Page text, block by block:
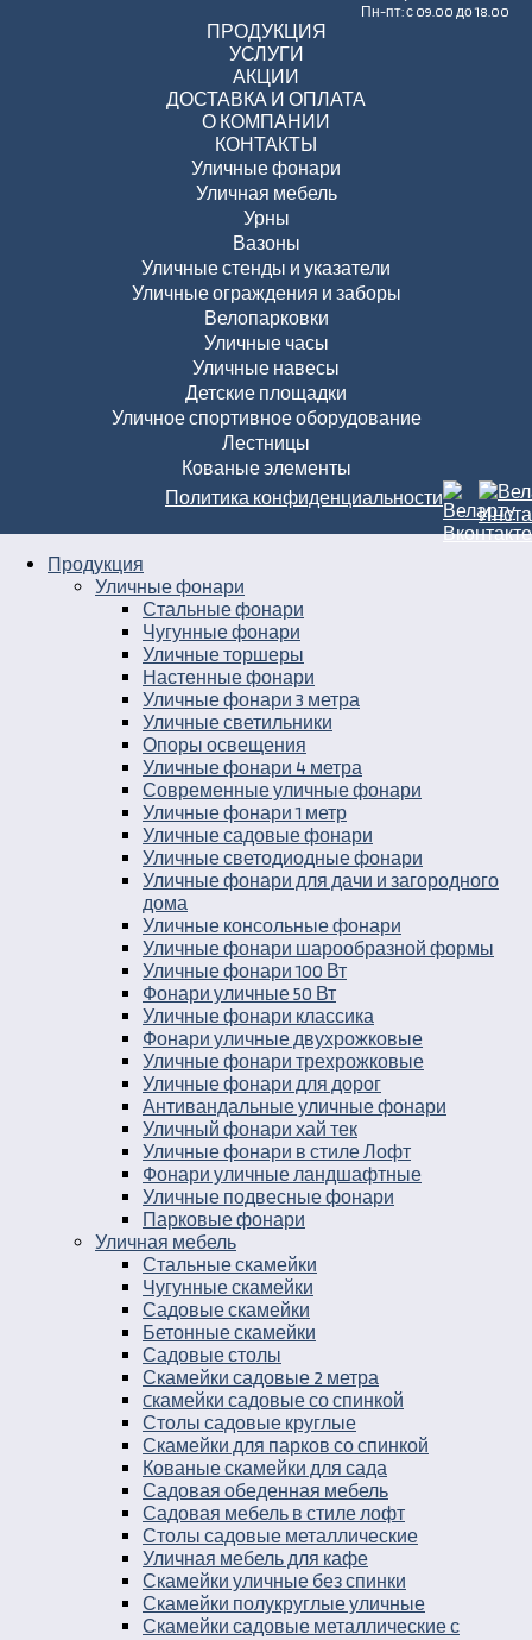
Пн-пт: с 09.00 до 18.00
ПРОДУКЦИЯ
УСЛУГИ
АКЦИИ
ДОСТАВКА И ОПЛАТА
О КОМПАНИИ
КОНТАКТЫ
Уличные фонари
Уличная мебель
Урны
Вазоны
Уличные стенды и указатели
Уличные ограждения и заборы
Велопарковки
Уличные часы
Уличные навесы
Детские площадки
Уличное спортивное оборудование
Лестницы
Кованые элементы
Политика конфиденциальности
Продукция
Уличные фонари
Стальные фонари
Чугунные фонари
Уличные торшеры
Настенные фонари
Уличные фонари 3 метра
Уличные светильники
Опоры освещения
Уличные фонари 4 метра
Современные уличные фонари
Уличные фонари 1 метр
Уличные садовые фонари
Уличные светодиодные фонари
Уличные фонари для дачи и загородного
дома
Уличные консольные фонари
Уличные фонари шарообразной формы
Уличные фонари 100 Вт
Фонари уличные 50 Вт
Уличные фонари классика
Фонари уличные двухрожковые
Уличные фонари трехрожковые
Уличные фонари для дорог
Антивандальные уличные фонари
Уличный фонари хай тек
Уличные фонари в стиле Лофт
Фонари уличные ландшафтные
Уличные подвесные фонари
Парковые фонари
Уличная мебель
Стальные скамейки
Чугунные скамейки
Садовые скамейки
Бетонные скамейки
Садовые столы
Скамейки садовые 2 метра
Cкамейки садовые со спинкой
Столы садовые круглые
Скамейки для парков со спинкой
Кованые скамейки для сада
Садовая обеденная мебель
Садовая мебель в стиле лофт
Столы садовые металлические
Уличная мебель для кафе
Скамейки уличные без спинки
Скамейки полукруглые уличные
Скамейки садовые металлические с